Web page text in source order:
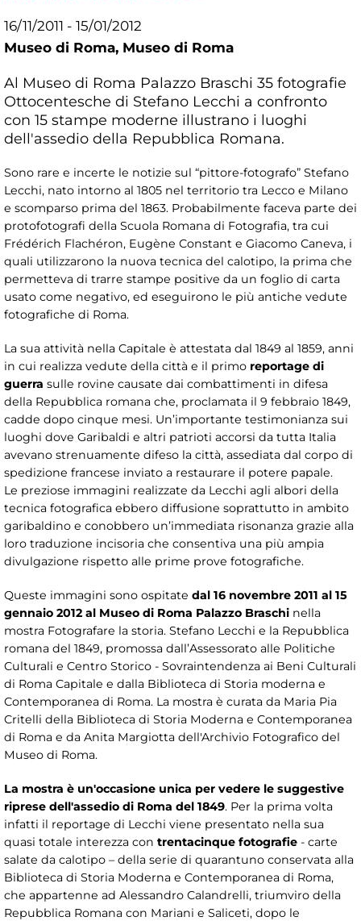
16/11/2011 - 15/01/2012
Museo di Roma, Museo di Roma
Al Museo di Roma Palazzo Braschi 35 fotografie
Ottocentesche di Stefano Lecchi a confronto
con 15 stampe moderne illustrano i luoghi
dell'assedio della Repubblica Romana.
Sono rare e incerte le notizie sul “pittore-fotografo” Stefano
Lecchi, nato intorno al 1805 nel territorio tra Lecco e Milano
e scomparso prima del 1863. Probabilmente faceva parte dei
protofotografi della Scuola Romana di Fotografia, tra cui
Frédérich Flachéron, Eugène Constant e Giacomo Caneva, i
quali utilizzarono la nuova tecnica del calotipo, la prima che
permetteva di trarre stampe positive da un foglio di carta
usato come negativo, ed eseguirono le più antiche vedute
fotografiche di Roma.
La sua attività nella Capitale è attestata dal 1849 al 1859, anni
in cui realizza vedute della città e il primo reportage di
guerra sulle rovine causate dai combattimenti in difesa
della Repubblica romana che, proclamata il 9 febbraio 1849,
cadde dopo cinque mesi. Un’importante testimonianza sui
luoghi dove Garibaldi e altri patrioti accorsi da tutta Italia
avevano strenuamente difeso la città, assediata dal corpo di
spedizione francese inviato a restaurare il potere papale.
Le preziose immagini realizzate da Lecchi agli albori della
tecnica fotografica ebbero diffusione soprattutto in ambito
garibaldino e conobbero un’immediata risonanza grazie alla
loro traduzione incisoria che consentiva una più ampia
divulgazione rispetto alle prime prove fotografiche.
Queste immagini sono ospitate dal 16 novembre 2011 al 15
gennaio 2012 al Museo di Roma Palazzo Braschi nella
mostra Fotografare la storia. Stefano Lecchi e la Repubblica
romana del 1849, promossa dall’Assessorato alle Politiche
Culturali e Centro Storico - Sovraintendenza ai Beni Culturali
di Roma Capitale e dalla Biblioteca di Storia moderna e
Contemporanea di Roma. La mostra è curata da Maria Pia
Critelli della Biblioteca di Storia Moderna e Contemporanea
di Roma e da Anita Margiotta dell'Archivio Fotografico del
Museo di Roma.
La mostra è un'occasione unica per vedere le suggestive
riprese dell'assedio di Roma del 1849. Per la prima volta
infatti il reportage di Lecchi viene presentato nella sua
quasi totale interezza con trentacinque fotografie - carte
salate da calotipo – della serie di quarantuno conservata alla
Biblioteca di Storia Moderna e Contemporanea di Roma,
che appartenne ad Alessandro Calandrelli, triumviro della
Repubblica Romana con Mariani e Saliceti, dopo le